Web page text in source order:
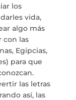
ENTRA
OBJETIVOS
TRANSPARENTES
los
vida,
algo más
con las
Egipcias,
para que
las letras
así, las